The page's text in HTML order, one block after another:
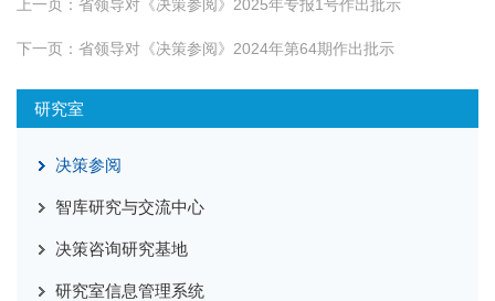
上一页： 省领导对《决策参阅》2025年专报1号作出批示
下一页： 省领导对《决策参阅》2024年第64期作出批示
研究室
决策参阅
智库研究与交流中心
决策咨询研究基地
研究室信息管理系统